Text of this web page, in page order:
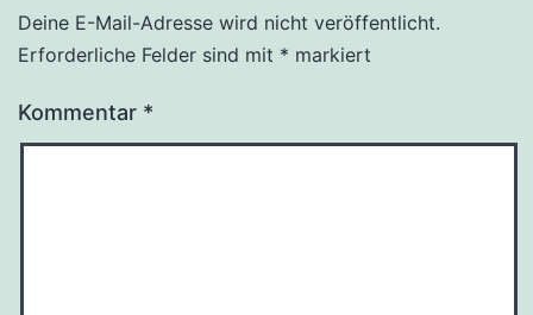
Deine E-Mail-Adresse wird nicht veröffentlicht.
Erforderliche Felder sind mit * markiert
Kommentar *